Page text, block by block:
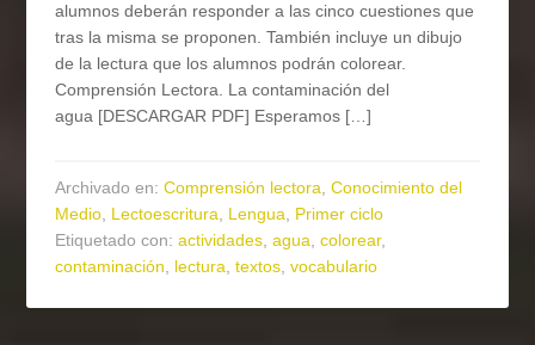
alumnos deberán responder a las cinco cuestiones que
tras la misma se proponen. También incluye un dibujo
de la lectura que los alumnos podrán colorear.
Comprensión Lectora. La contaminación del
agua [DESCARGAR PDF] Esperamos […]
Archivado en:Comprensión lectora,Conocimiento del
Medio, Lectoescritura, Lengua, Primer ciclo
Etiquetado con:actividades,agua,colorear,
contaminación, lectura,textos,vocabulario